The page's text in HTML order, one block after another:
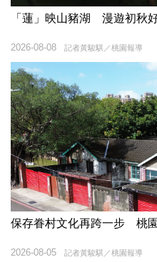
「蓮」映山豬湖 漫遊初秋
記者黃駿騏／桃園報導
2026-08-08
保存眷村文化再跨一步 桃
記者黃駿騏／桃園報導
2026-08-05